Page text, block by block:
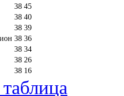
38 45
38 40
38 39
38 36
38 34
38 26
38 16